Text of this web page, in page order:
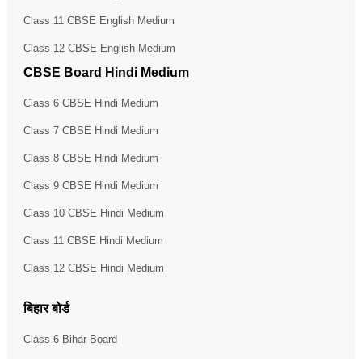
Class 11 CBSE English Medium
Class 12 CBSE English Medium
CBSE Board Hindi Medium
Class 6 CBSE Hindi Medium
Class 7 CBSE Hindi Medium
Class 8 CBSE Hindi Medium
Class 9 CBSE Hindi Medium
Class 10 CBSE Hindi Medium
Class 11 CBSE Hindi Medium
Class 12 CBSE Hindi Medium
बिहार बोर्ड
Class 6 Bihar Board